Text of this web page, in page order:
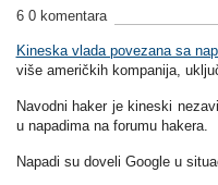
6 0 komentara
Kineska vlada povezana sa
više američkih kompanija,
Navodni haker je kineski
u napadima na forumu hakera.
Napadi su doveli Google u